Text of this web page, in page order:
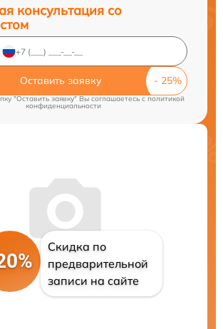
консультация со
Оставить заявку
"Оставить заявку" Вы соглашаетесь c политикой
конфиденциальности
Скидка по
предварительной
записи на сайте